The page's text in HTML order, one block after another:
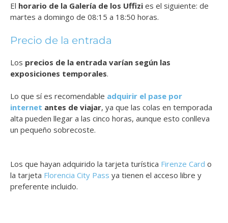
El horario de la Galería de los Uffizi es el siguiente: de
martes a domingo de 08:15 a 18:50 horas.
Precio de la entrada
Los precios de la entrada varían según las
exposiciones temporales.
Lo que sí es recomendable adquirir el pase por
internet antes de viajar, ya que las colas en temporada
alta pueden llegar a las cinco horas, aunque esto conlleva
un pequeño sobrecoste.
Los que hayan adquirido la tarjeta turística Firenze Card o
la tarjeta Florencia City Pass ya tienen el acceso libre y
preferente incluido.